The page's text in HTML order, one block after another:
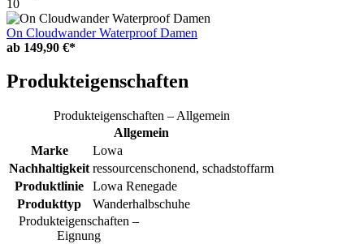
10
On Cloudwander Waterproof Damen
ab 149,90 €*
Produkteigenschaften
Produkteigenschaften – Allgemein
Allgemein
Marke
Lowa
Nachhaltigkeit ressourcenschonend, schadstoffarm
Produktlinie
Lowa Renegade
Produkttyp
Wanderhalbschuhe
Produkteigenschaften –
Eignung